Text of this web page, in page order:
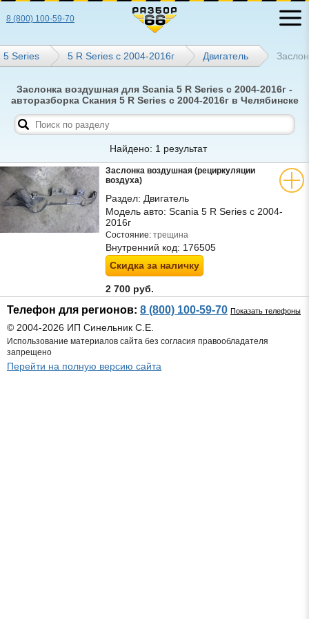
8 (800) 100-59-70
5 Series 5 R Series с 2004-2016г Двигатель
Заслонка воздушная для Scania 5 R Series с 2004-2016г -
авторазборка Скания 5 R Series с 2004-2016г в Челябинске
Найдено: 1 результат
Заслонка воздушная (рециркуляции
воздуха)
Раздел: Двигатель
Модель авто: Scania 5 R Series с 2004-
2016г
Состояние: трещина
Внутренний код: 176505
Скидка за наличку
2 700 руб.
Телефон для регионов: 8 (800) 100-59-70 Показать телефоны
© 2004-2026 ИП Синельник С.Е.
Использование материалов сайта без согласия правообладателя
запрещено
Перейти на полную версию сайта